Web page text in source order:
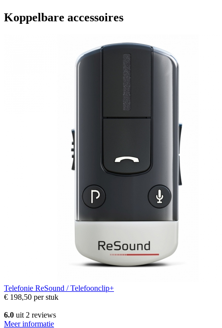
Koppelbare accessoires
Telefonie ReSound / Telefoonclip+
€ 198,50 per stuk
6.0 uit 2 reviews
Meer informatie